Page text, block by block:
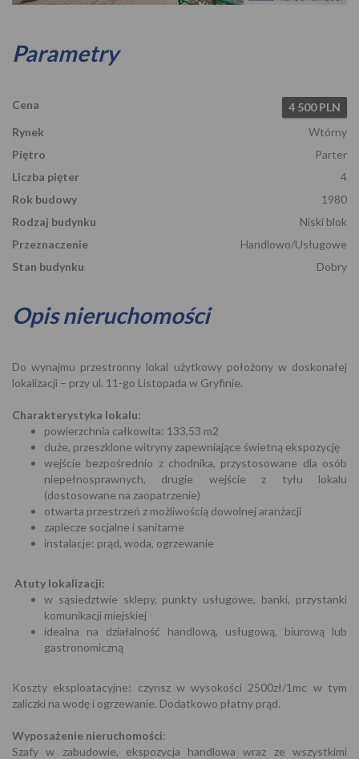
Parametry
Cena
4 500 PLN
Rynek
Wtórny
Piętro
Parter
Liczba pięter
4
Rok budowy
1980
Rodzaj budynku
Niski blok
Przeznaczenie
Handlowo/Usługowe
Stan budynku
Dobry
Opis nieruchomości
Do wynajmu przestronny lokal użytkowy położony w doskonałej
lokalizacji – przy ul. 11-go Listopada w Gryfinie.
Charakterystyka lokalu:
powierzchnia całkowita: 133,53 m2
duże, przeszklone witryny zapewniające świetną ekspozycję
wejście bezpośrednio z chodnika, przystosowane dla osób
niepełnosprawnych, drugie wejście z tyłu lokalu
(dostosowane na zaopatrzenie)
otwarta przestrzeń z możliwością dowolnej aranżacji
zaplecze socjalne i sanitarne
instalacje: prąd, woda, ogrzewanie
Atuty lokalizacji:
w sąsiedztwie sklepy, punkty usługowe, banki, przystanki
komunikacji miejskiej
idealna na działalność handlową, usługową, biurową lub
gastronomiczną
Koszty eksploatacyjne: czynsz w wysokości 2500zł/1mc w tym
zaliczki na wodę i ogrzewanie. Dodatkowo płatny prąd.
Wyposażenie nieruchomości:
Szafy w zabudowie, ekspozycja handlowa wraz ze wszystkimi